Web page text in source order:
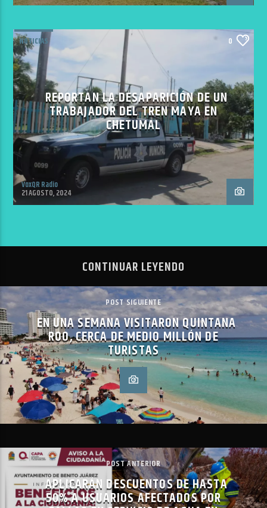
NOTICIAS 0
REPORTAN LA DESAPARICIÓN DE UN
TRABAJADOR DEL TREN MAYA EN
CHETUMAL
VoxQR Radio
21 AGOSTO, 2024
CONTINUAR LEYENDO
POST SIGUIENTE
EN UNA SEMANA VISITARON QUINTANA
ROO, CERCA DE MEDIO MILLÓN DE
TURISTAS
POST ANTERIOR
APLICARÁN DESCUENTOS DE HASTA
50% A USUARIOS AFECTADOS POR